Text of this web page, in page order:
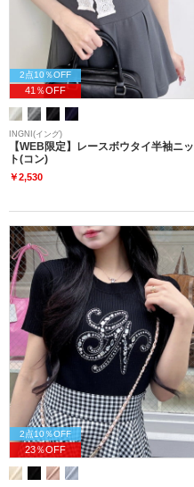
2点10％OFF
41％OFF
INGNI(イング)
【WEB限定】レースボウタイ半袖ニッ
ト(コン)
￥2,530
2点10％OFF
23％OFF